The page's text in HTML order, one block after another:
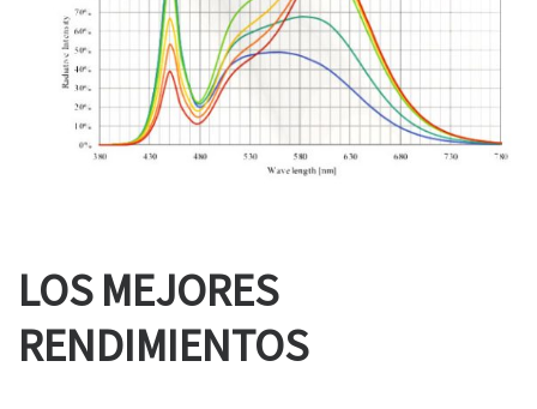
LOS MEJORES
RENDIMIENTOS